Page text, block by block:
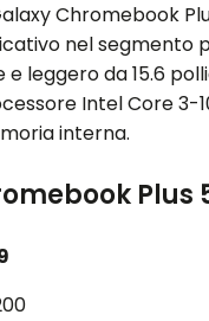
Chromebook
nel segmento
e leggero da 15.6
Intel Core 3-
interna.
Plus